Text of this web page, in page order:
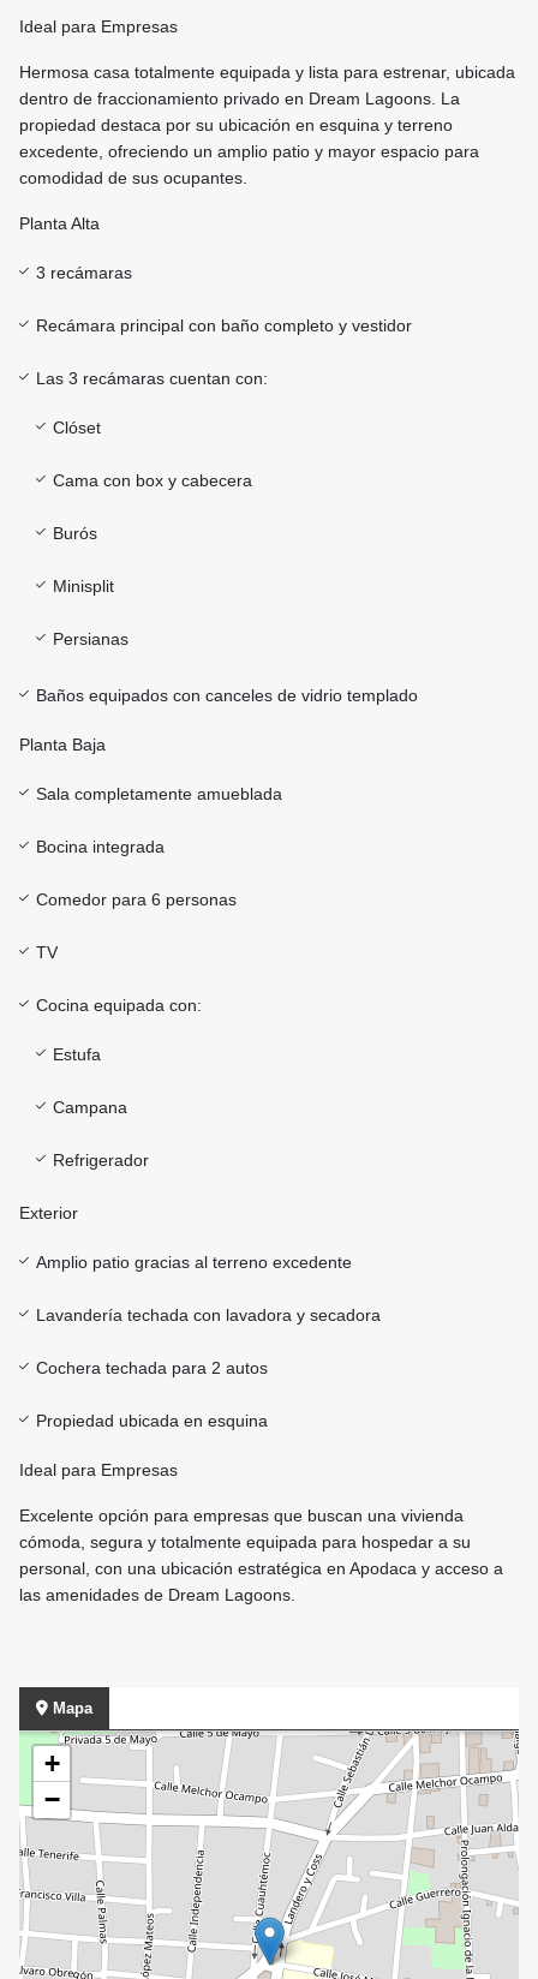
Ideal para Empresas
Hermosa casa totalmente equipada y lista para estrenar, ubicada
dentro de fraccionamiento privado en Dream Lagoons. La
propiedad destaca por su ubicación en esquina y terreno
excedente, ofreciendo un amplio patio y mayor espacio para
comodidad de sus ocupantes.
Planta Alta
3 recámaras
Recámara principal con baño completo y vestidor
Las 3 recámaras cuentan con:
Clóset
Cama con box y cabecera
Burós
Minisplit
Persianas
Baños equipados con canceles de vidrio templado
Planta Baja
Sala completamente amueblada
Bocina integrada
Comedor para 6 personas
TV
Cocina equipada con:
Estufa
Campana
Refrigerador
Exterior
Amplio patio gracias al terreno excedente
Lavandería techada con lavadora y secadora
Cochera techada para 2 autos
Propiedad ubicada en esquina
Ideal para Empresas
Excelente opción para empresas que buscan una vivienda
cómoda, segura y totalmente equipada para hospedar a su
personal, con una ubicación estratégica en Apodaca y acceso a
las amenidades de Dream Lagoons.
Mapa
+
−